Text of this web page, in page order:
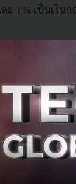
ะ 7% เป็นเงิน
งประเทศไทย
นปีนี้ ดร.วิรไท
ณีดังกล่าวว่า ก
รงต่อระบบเศ
ศรษฐกิจและร